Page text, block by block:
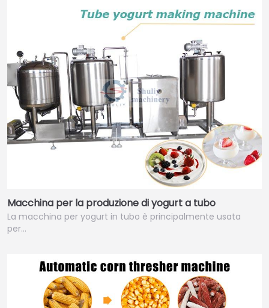
Macchina per la produzione di yogurt a tubo
La macchina per yogurt in tubo è principalmente usata
per…